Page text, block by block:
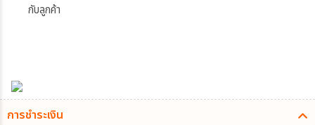
กับลูกค้า
การชำระเงิน